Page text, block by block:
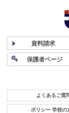
資料請求
保護者ページ
よくあるご質
ポリシー 学校の